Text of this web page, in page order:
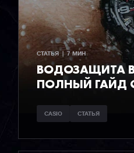
СТАТЬЯ  |  7 МИН
ВОДОЗАЩИТА В
ПОЛНЫЙ ГАЙД
CASIO СТАТЬЯ